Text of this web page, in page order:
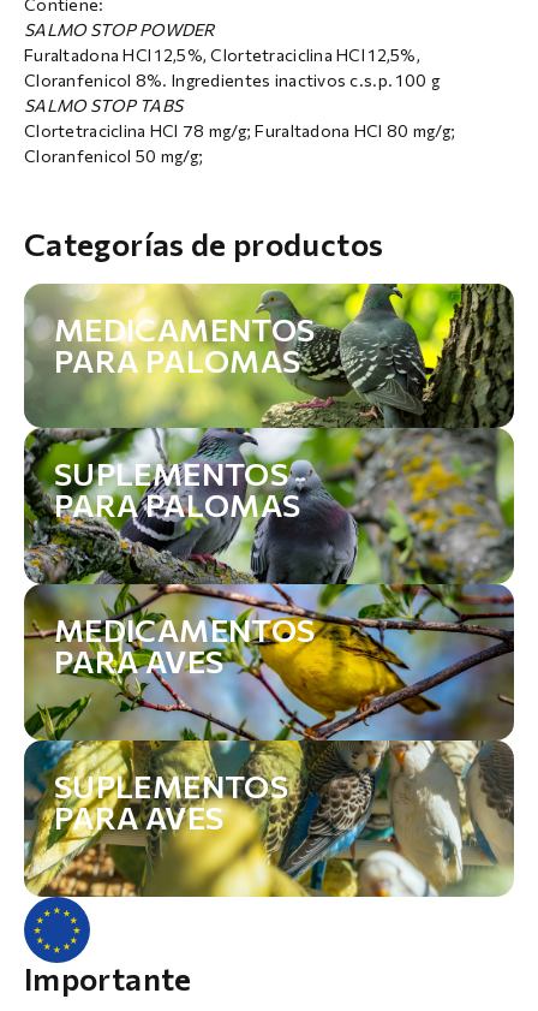
Contiene:
SALMO STOP POWDER
Furaltadona HCI 12,5%, Clortetraciclina HCl 12,5%,
Cloranfenicol 8%. Ingredientes inactivos c.s.p. 100 g
SALMO STOP TABS
Clortetraciclina HCl 78 mg/g; Furaltadona HCl 80 mg/g;
Cloranfenicol 50 mg/g;
Categorías de productos
MEDICAMENTOS
PARA PALOMAS
SUPLEMENTOS
PARA PALOMAS
MEDICAMENTOS
PARA AVES
SUPLEMENTOS
PARA AVES
Importante